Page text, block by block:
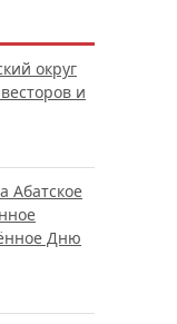
округ
и
Абатское
Дню